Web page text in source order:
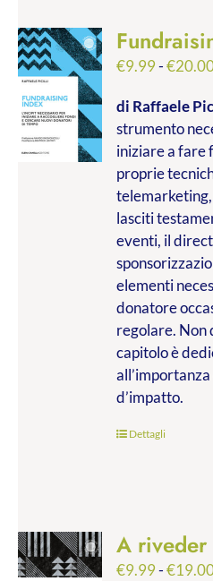
€9.99-€
di Raffaele
strumento
iniziare a fare
proprie
lasciti
eventi, il
elementi
donatore
regolare. Non
capitolo è
d’impatto.
Dettagli
A riveder
€9.99-€